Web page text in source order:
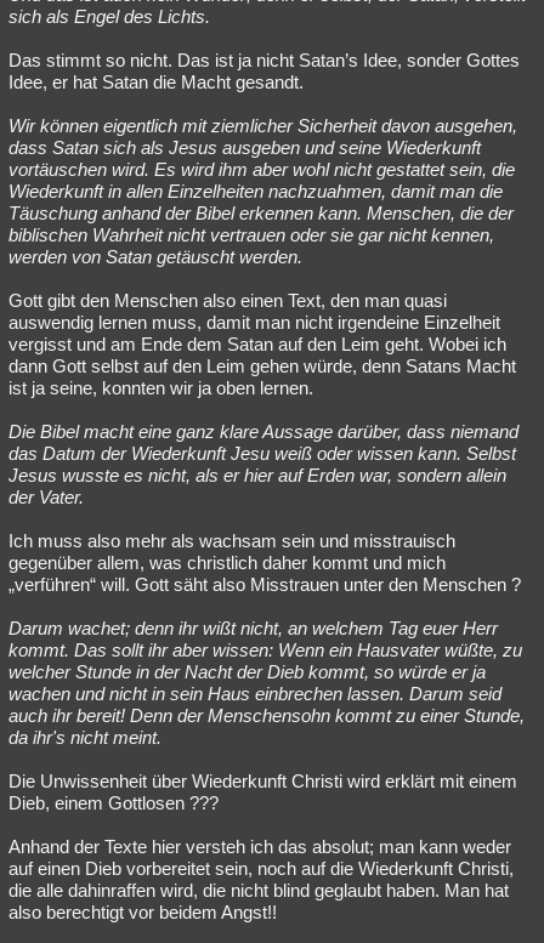
sich als Engel des Lichts.
Das stimmt so nicht. Das ist ja nicht Satan’s Idee, sonder Gottes
Idee, er hat Satan die Macht gesandt.
Wir können eigentlich mit ziemlicher Sicherheit davon ausgehen,
dass Satan sich als Jesus ausgeben und seine Wiederkunft
vortäuschen wird. Es wird ihm aber wohl nicht gestattet sein, die
Wiederkunft in allen Einzelheiten nachzuahmen, damit man die
Täuschung anhand der Bibel erkennen kann. Menschen, die der
biblischen Wahrheit nicht vertrauen oder sie gar nicht kennen,
werden von Satan getäuscht werden.
Gott gibt den Menschen also einen Text, den man quasi
auswendig lernen muss, damit man nicht irgendeine Einzelheit
vergisst und am Ende dem Satan auf den Leim geht. Wobei ich
dann Gott selbst auf den Leim gehen würde, denn Satans Macht
ist ja seine, konnten wir ja oben lernen.
Die Bibel macht eine ganz klare Aussage darüber, dass niemand
das Datum der Wiederkunft Jesu weiß oder wissen kann. Selbst
Jesus wusste es nicht, als er hier auf Erden war, sondern allein
der Vater.
Ich muss also mehr als wachsam sein und misstrauisch
gegenüber allem, was christlich daher kommt und mich
„verführen“ will. Gott säht also Misstrauen unter den Menschen ?
Darum wachet; denn ihr wißt nicht, an welchem Tag euer Herr
kommt. Das sollt ihr aber wissen: Wenn ein Hausvater wüßte, zu
welcher Stunde in der Nacht der Dieb kommt, so würde er ja
wachen und nicht in sein Haus einbrechen lassen. Darum seid
auch ihr bereit! Denn der Menschensohn kommt zu einer Stunde,
da ihr's nicht meint.
Die Unwissenheit über Wiederkunft Christi wird erklärt mit einem
Dieb, einem Gottlosen ???
Anhand der Texte hier versteh ich das absolut; man kann weder
auf einen Dieb vorbereitet sein, noch auf die Wiederkunft Christi,
die alle dahinraffen wird, die nicht blind geglaubt haben. Man hat
also berechtigt vor beidem Angst!!